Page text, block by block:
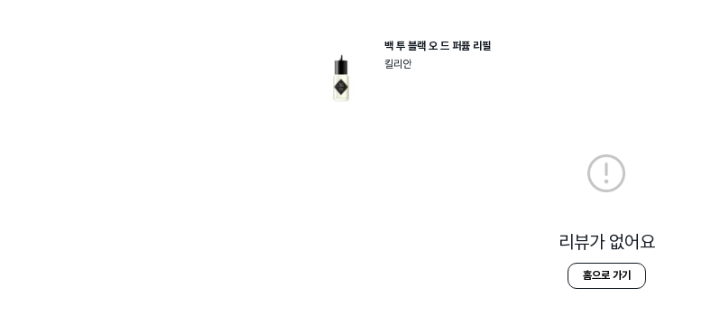
백 투 블랙 오 드 퍼퓸 리필
킬리안
리뷰가 없어요
홈으로 가기